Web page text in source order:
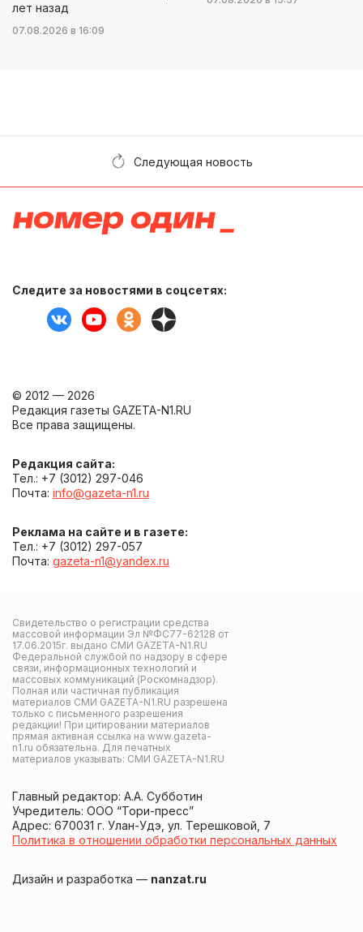
лет назад
07.08.2026 в 16:09
Следующая новость
Следите за новостями в соцсетях:
© 2012 — 2026
Редакция газеты GAZETA-N1.RU
Все права защищены.
Редакция сайта:
Тел.: +7 (3012) 297-046
Почта: info@gazeta-n1.ru
Реклама на сайте и в газете:
Тел.: +7 (3012) 297-057
Почта: gazeta-n1@yandex.ru
Свидетельство о регистрации средства
массовой информации Эл №ФС77-62128 от
17.06.2015г. выдано СМИ GAZETA-N1.RU
Федеральной службой по надзору в сфере
связи, информационных технологий и
массовых коммуникаций (Роскомнадзор).
Полная или частичная публикация
материалов СМИ GAZETA-N1.RU разрешена
только с письменного разрешения
редакции! При цитировании материалов
прямая активная ссылка на www.gazeta-
n1.ru обязательна. Для печатных
материалов указывать: СМИ GAZETA-N1.RU
Главный редактор: А.А. Субботин
Учредитель: ООО “Тори-пресс”
Адрес: 670031 г. Улан-Удэ, ул. Терешковой, 7
Политика в отношении обработки персональных данных
Дизайн и разработка — nanzat.ru